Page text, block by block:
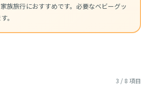
族旅行におすすめです。必要なベビーグッ
。
3 / 8 項目